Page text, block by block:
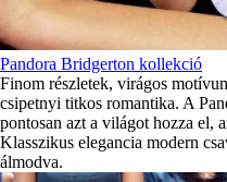
Pandora Bridgerton kollekció
Finom részletek, virágos
csipetnyi titkos romantika. A
pontosan azt a világot hozza el,
Klasszikus elegancia modern
álmodva.